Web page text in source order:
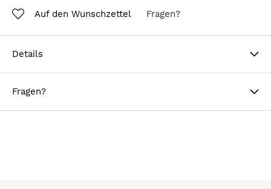
Auf den Wunschzettel Fragen?
Details
Fragen?